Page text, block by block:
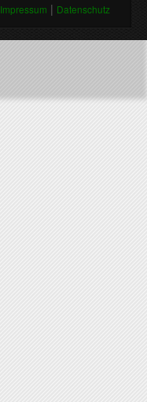
Impressum | Datenschutz